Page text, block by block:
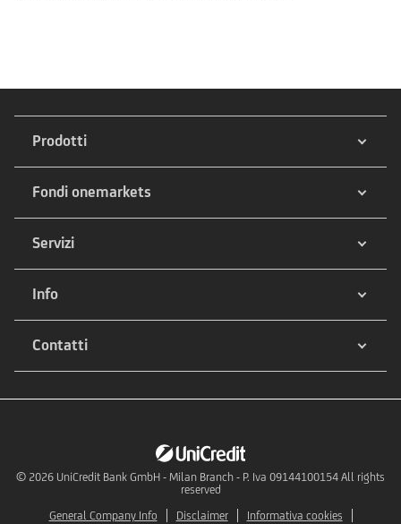
Prodotti
Fondi onemarkets
Servizi
Info
Contatti
© 2026 UniCredit Bank GmbH - Milan Branch - P. Iva 09144100154 All rights
reserved
General Company Info
Disclaimer Informativa cookies